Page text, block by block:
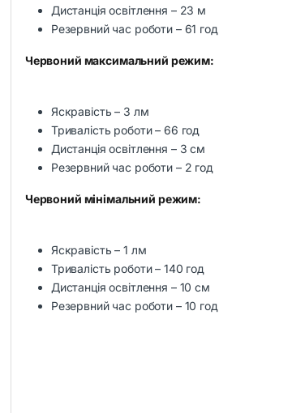
Дистанція освітлення – 23 м
Резервний час роботи – 61 год
Червоний максимальний режим:
Яскравість – 3 лм
Тривалість роботи – 66 год
Дистанція освітлення – 3 см
Резервний час роботи – 2 год
Червоний мінімальний режим:
Яскравість – 1 лм
Тривалість роботи – 140 год
Дистанція освітлення – 10 см
Резервний час роботи – 10 год